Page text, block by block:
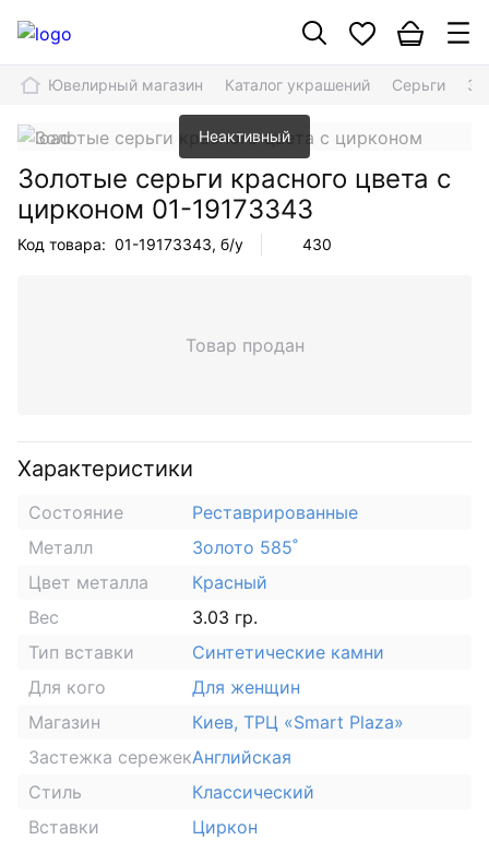
Ювелирный магазин Каталог украшений Серьги
Неактивный
Золотые серьги красного цвета с
цирконом 01-19173343
Код товара: 01-19173343, б/у 430
Товар продан
Характеристики
Состояние
Реставрированные
Металл
Золото 585˚
Цвет металла
Красный
Вес
3.03 гр.
Тип вставки
Синтетические камни
Для кого
Для женщин
Магазин
Киев, ТРЦ «Smart Plaza»
Застежка сережекАнглийская
Стиль
Классический
Вставки
Циркон